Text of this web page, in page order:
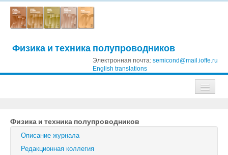
Физика и техника полупроводников
Электронная почта: semicond@mail.ioffe.ru
English translations
Журнал технической физики
Письма в Журнал технической физики
Физика и техника полупроводников
Описание журнала
Редакционная коллегия